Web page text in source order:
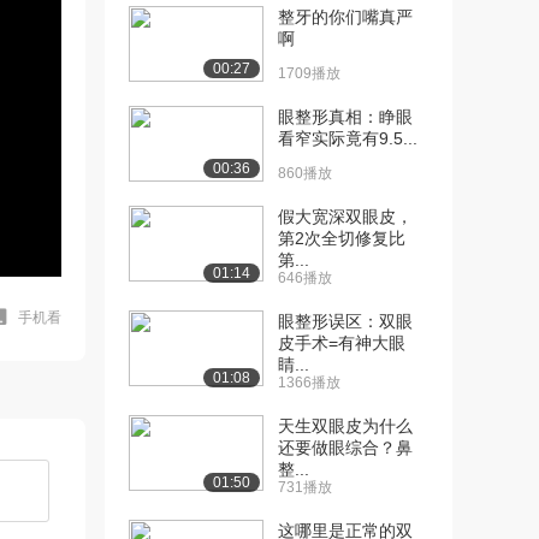
手机看
00:27
整牙的你们嘴真严
啊
1709播放
00:36
眼整形真相：睁眼
看窄实际竟有9.5...
860播放
01:14
假大宽深双眼皮，
第2次全切修复比
第...
646播放
01:08
眼整形误区：双眼
皮手术=有神大眼
睛...
1366播放
01:50
天生双眼皮为什么
还要做眼综合？鼻
整...
731播放
这哪里是正常的双